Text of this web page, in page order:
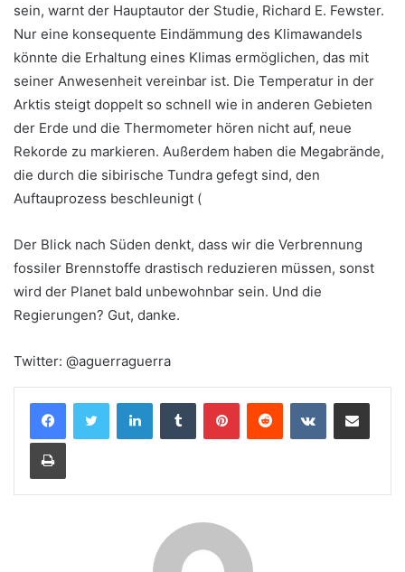
sein, warnt der Hauptautor der Studie, Richard E. Fewster.
Nur eine konsequente Eindämmung des Klimawandels
könnte die Erhaltung eines Klimas ermöglichen, das mit
seiner Anwesenheit vereinbar ist. Die Temperatur in der
Arktis steigt doppelt so schnell wie in anderen Gebieten
der Erde und die Thermometer hören nicht auf, neue
Rekorde zu markieren. Außerdem haben die Megabrände,
die durch die sibirische Tundra gefegt sind, den
Auftauprozess beschleunigt (
Der Blick nach Süden denkt, dass wir die Verbrennung
fossiler Brennstoffe drastisch reduzieren müssen, sonst
wird der Planet bald unbewohnbar sein. Und die
Regierungen? Gut, danke.
Twitter: @aguerraguerra
LinkedInTumblr PinterestReddit VKontakteTeile per E-Mail
Drucken